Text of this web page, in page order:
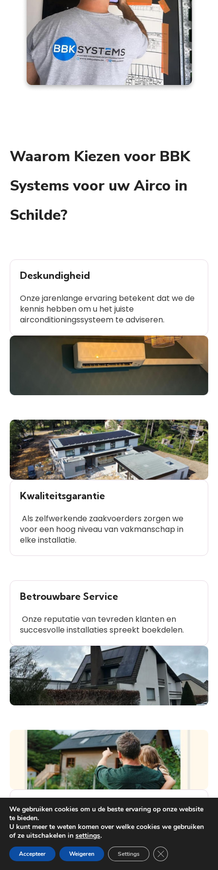
Waarom Kiezen voor BBK
Systems voor uw Airco in
Schilde?
Deskundigheid
Onze jarenlange ervaring betekent dat we de
kennis hebben om u het juiste
airconditioningssysteem te adviseren.
Kwaliteitsgarantie
Als zelfwerkende zaakvoerders zorgen we
voor een hoog niveau van vakmanschap in
elke installatie.
Betrouwbare Service
Onze reputatie van tevreden klanten en
succesvolle installaties spreekt boekdelen.
Innovatieve Oplossingen
Wij werken samen met toonaangevende
fabrikanten om u de nieuwste en meest
efficiënte airconditioningstechnologieën te
bieden.
We gebruiken cookies om u de beste ervaring op onze website
te bieden.
U kunt meer te weten komen over welke cookies we gebruiken
of ze uitschakelen in settings.
Accepteer Weigeren Settings Close GDPR